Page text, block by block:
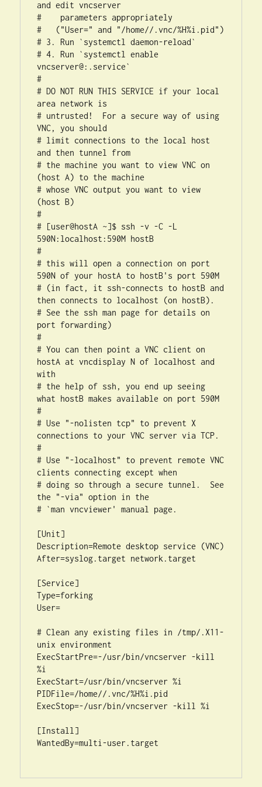
and edit vncserver
#    parameters appropriately
#   ("User=" and "/home//.vnc/%H%i.pid")
# 3. Run `systemctl daemon-reload`
# 4. Run `systemctl enable
vncserver@:.service`
#
# DO NOT RUN THIS SERVICE if your local
area network is
# untrusted!  For a secure way of using
VNC, you should
# limit connections to the local host
and then tunnel from
# the machine you want to view VNC on
(host A) to the machine
# whose VNC output you want to view
(host B)
#
# [user@hostA ~]$ ssh -v -C -L
590N:localhost:590M hostB
#
# this will open a connection on port
590N of your hostA to hostB's port 590M
# (in fact, it ssh-connects to hostB and
then connects to localhost (on hostB).
# See the ssh man page for details on
port forwarding)
#
# You can then point a VNC client on
hostA at vncdisplay N of localhost and
with
# the help of ssh, you end up seeing
what hostB makes available on port 590M
#
# Use "-nolisten tcp" to prevent X
connections to your VNC server via TCP.
#
# Use "-localhost" to prevent remote VNC
clients connecting except when
# doing so through a secure tunnel.  See
the "-via" option in the
# `man vncviewer' manual page.
[Unit]
Description=Remote desktop service (VNC)
After=syslog.target network.target
[Service]
Type=forking
User=
# Clean any existing files in /tmp/.X11-
unix environment
ExecStartPre=-/usr/bin/vncserver -kill
%i
ExecStart=/usr/bin/vncserver %i
PIDFile=/home//.vnc/%H%i.pid
ExecStop=-/usr/bin/vncserver -kill %i
[Install]
WantedBy=multi-user.target